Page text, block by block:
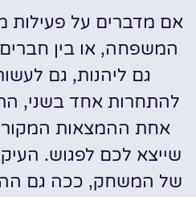
אם מדברים על
המשפחה, או בין
גם ליהנות, גם
להתחרות אחד בשני,
אחת ההמצאות
שייצא לכם לפגוש.
של המשחק, ככה גם